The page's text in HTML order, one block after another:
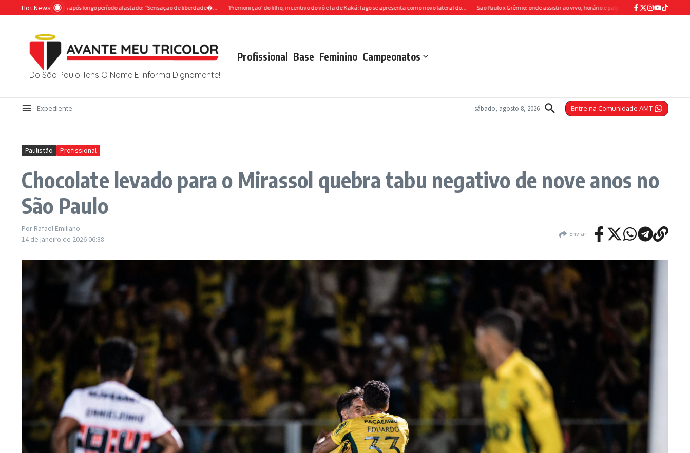
Ir para o conteúdo
Hot News
aos campos após longo período afastado: “Sensação de liberdade�... ‘Premonição’ do filho, incentivo do vô e fã de Kaká: Iago se apresenta como novo lateral do... São Paulo x Grêmio: onde assistir ao vivo, horário e palpite para o próximo jogo pelo
Do São Paulo Tens O Nome E Informa Dignamente!
Profissional Base Feminino Campeonatos
Expediente sábado, agosto 8, 2026 Entre na Comunidade AMT
Paulistão Profissional
Chocolate levado para o Mirassol quebra tabu negativo de nove anos no
São Paulo
Por Rafael Emiliano
14 de janeiro de 2026 06:38
Enviar